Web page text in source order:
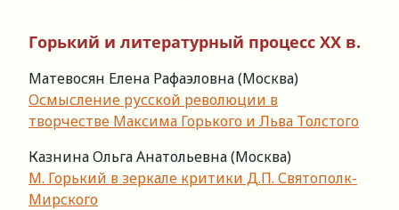
Горький и литературный процесс XX в.
Матевосян Елена Рафаэловна (Москва)
Осмысление русской революции в
творчестве Максима Горького и Льва Толстого
Казнина Ольга Анатольевна (Москва)
М. Горький в зеркале критики Д.П. Святополк-
Мирского